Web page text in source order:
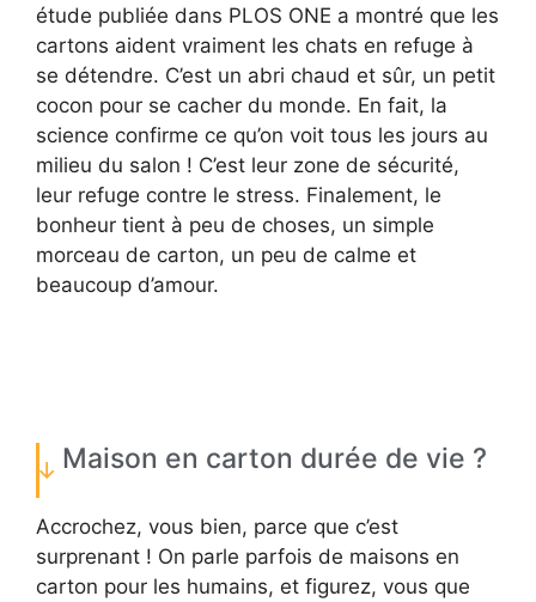
étude publiée dans PLOS ONE a montré que les
cartons aident vraiment les chats en refuge à
se détendre. C’est un abri chaud et sûr, un petit
cocon pour se cacher du monde. En fait, la
science confirme ce qu’on voit tous les jours au
milieu du salon ! C’est leur zone de sécurité,
leur refuge contre le stress. Finalement, le
bonheur tient à peu de choses, un simple
morceau de carton, un peu de calme et
beaucoup d’amour.
Maison en carton durée de vie ?
Accrochez, vous bien, parce que c’est
surprenant ! On parle parfois de maisons en
carton pour les humains, et figurez, vous que